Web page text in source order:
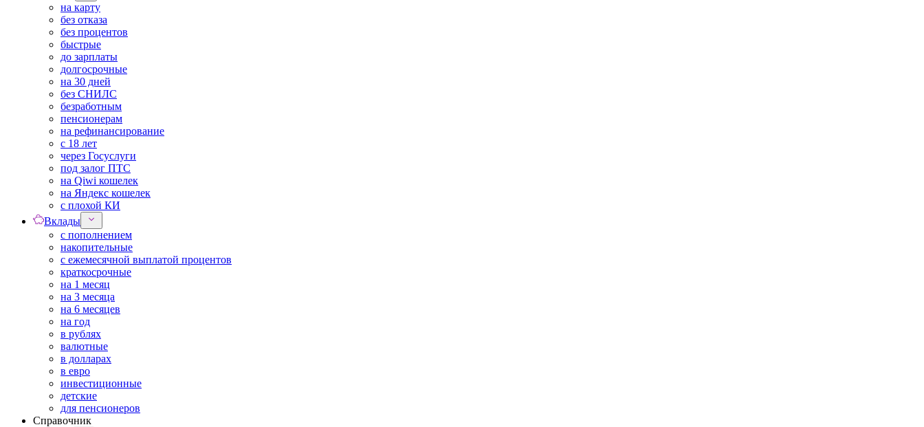
на карту
без отказа
без процентов
быстрые
до зарплаты
долгосрочные
на 30 дней
без СНИЛС
безработным
пенсионерам
на рефинансирование
с 18 лет
через Госуслуги
под залог ПТС
на Qiwi кошелек
на Яндекс кошелек
с плохой КИ
Вклады
с пополнением
накопительные
с ежемесячной выплатой процентов
краткосрочные
на 1 месяц
на 3 месяца
на 6 месяцев
на год
в рублях
валютные
в долларах
в евро
инвестиционные
детские
для пенсионеров
Справочник